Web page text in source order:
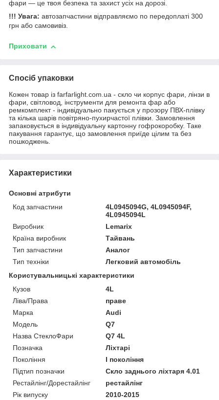
фари — це твоя безпека та захист усіх на дорозі.
!!! Увага: автозапчастини відправляємо по передоплаті 300
грн або самовивіз.
Приховати
Спосіб упаковки
Кожен товар із farfarlight.com.ua - скло чи корпус фари, лінзи в
фари, світловод, інструменти для ремонта фар або
ремкомплект - індивідуально пакується у прозору ПВХ-плівку
та кілька шарів повітряно-пухирчастої плівки. Замовлення
запаковується в індивідуальну картонну гофрокоробку. Таке
пакування гарантує, що замовлення приїде цілим та без
пошкоджень.
Характеристики
Основні атрибути
Код запчастини
4L0945094G, 4L0945094F,
4L0945094L
Виробник
Lemarix
Країна виробник
Тайвань
Тип запчастини
Аналог
Тип техніки
Легковий автомобіль
Користувальницькі характеристики
Кузов
4L
Ліва/Права
праве
Марка
Audi
Мoдель
Q7
Назва СтеклоФари
Q7 4L
Позначка
Ліхтарі
Покоління
I покоління
Підтип позначки
Скло заднього ліхтаря 4.01
Рестайлінг/Дорестайлінг
рестайлінг
Рік випуску
2010-2015